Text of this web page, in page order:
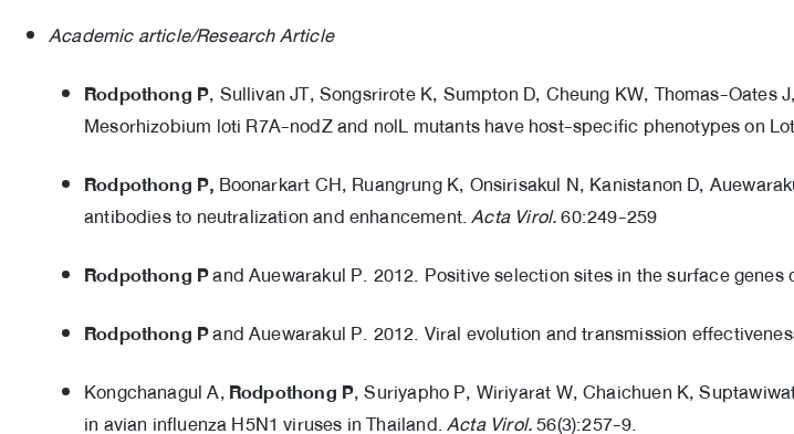
Academic article/Research Article
Rodpothong P, Sullivan JT, Songsrirote K, Sumpton D, Cheung KW, Thomas-
Mesorhizobium loti R7A-nodZ and nolL mutants have host-specific phenotypes on
Rodpothong P, Boonarkart CH, Ruangrung K, Onsirisakul N, Kanistanon D,
antibodies to neutralization and enhancement.Acta Virol.60:249-259
Rodpothong Pand Auewarakul P. 2012. Positive selection sites in the surface genes
Rodpothong Pand Auewarakul P. 2012. Viral evolution and transmission
Kongchanagul A,Rodpothong P, Suriyapho P, Wiriyarat W, Chaichuen K,
in avian influenza H5N1 viruses in Thailand.Acta Virol.56(3):257-9.